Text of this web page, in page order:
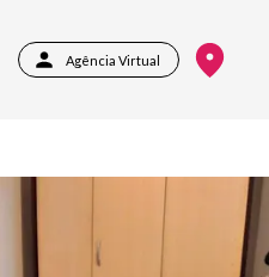
Agência Virtual